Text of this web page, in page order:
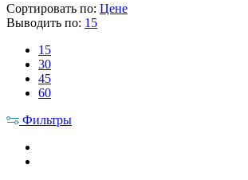
Сортировать по: Цене
Выводить по: 15
15
30
45
60
Фильтры